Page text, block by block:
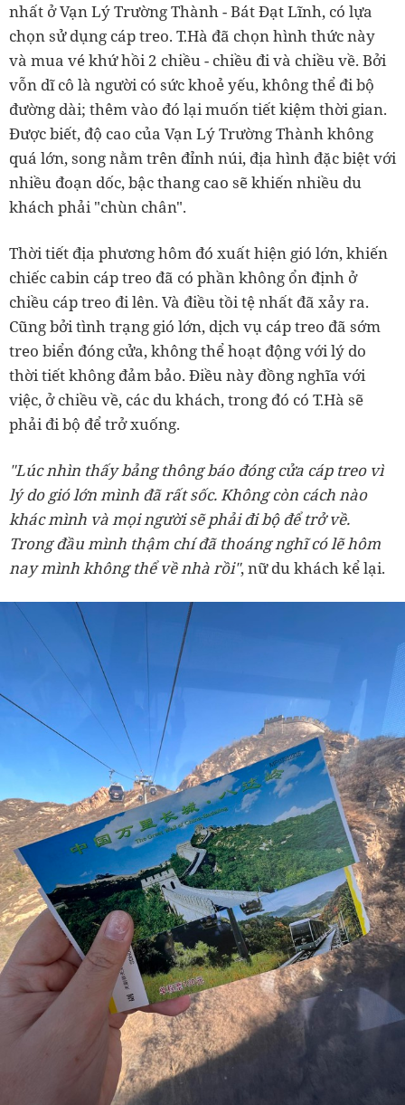
nhất ở Vạn Lý Trường Thành - Bát Đạt Lĩnh, có lựa
chọn sử dụng cáp treo. T.Hà đã chọn hình thức này
và mua vé khứ hồi 2 chiều - chiều đi và chiều về. Bởi
vỗn dĩ cô là người có sức khoẻ yếu, không thể đi bộ
đường dài; thêm vào đó lại muốn tiết kiệm thời gian.
Được biết, độ cao của Vạn Lý Trường Thành không
quá lớn, song nằm trên đỉnh núi, địa hình đặc biệt với
nhiều đoạn dốc, bậc thang cao sẽ khiến nhiều du
khách phải "chùn chân".
Thời tiết địa phương hôm đó xuất hiện gió lớn, khiến
chiếc cabin cáp treo đã có phần không ổn định ở
chiều cáp treo đi lên. Và điều tồi tệ nhất đã xảy ra.
Cũng bởi tình trạng gió lớn, dịch vụ cáp treo đã sớm
treo biển đóng cửa, không thể hoạt động với lý do
thời tiết không đảm bảo. Điều này đồng nghĩa với
việc, ở chiều về, các du khách, trong đó có T.Hà sẽ
phải đi bộ để trở xuống.
"Lúc nhìn thấy bảng thông báo đóng cửa cáp treo vì
lý do gió lớn mình đã rất sốc. Không còn cách nào
khác mình và mọi người sẽ phải đi bộ để trở về.
Trong đầu mình thậm chí đã thoáng nghĩ có lẽ hôm
nay mình không thể về nhà rồi", nữ du khách kể lại.